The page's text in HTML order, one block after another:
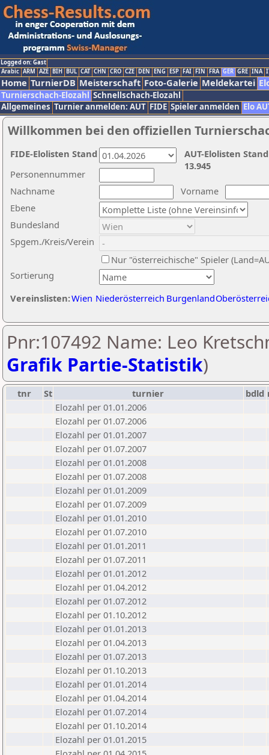
Logged on: Gast
Arabic ARM AZE BIH BUL CAT CHN CRO CZE DEN ENG ESP FAI FIN FRA GER GRE INA
Home TurnierDB Meisterschaft Foto-Galerie Meldekartei
Turnierschach-Elozahl Schnellschach-Elozahl
Allgemeines Turnier anmelden: AUT FIDE Spieler anmelden Elo
Willkommen bei den offiziellen
Nachname
Vorname
Ebene
Sortierung
Personennummer
Bundesland
Spgem./Kreis/Verein
Nur "österreichische" Spieler
Vereinslisten:Wien Niederösterreich Burgenland
AUT-Elolisten
13.945
FIDE-Elolisten Stand
Pnr:107492 Name: Leo
Grafik Partie-Statistik)
tnr St turnier bdld
Elozahl per 01.01.2006
Elozahl per 01.07.2006
Elozahl per 01.01.2007
Elozahl per 01.07.2007
Elozahl per 01.01.2008
Elozahl per 01.07.2008
Elozahl per 01.01.2009
Elozahl per 01.07.2009
Elozahl per 01.01.2010
Elozahl per 01.07.2010
Elozahl per 01.01.2011
Elozahl per 01.07.2011
Elozahl per 01.01.2012
Elozahl per 01.04.2012
Elozahl per 01.07.2012
Elozahl per 01.10.2012
Elozahl per 01.01.2013
Elozahl per 01.04.2013
Elozahl per 01.07.2013
Elozahl per 01.10.2013
Elozahl per 01.01.2014
Elozahl per 01.04.2014
Elozahl per 01.07.2014
Elozahl per 01.10.2014
Elozahl per 01.01.2015